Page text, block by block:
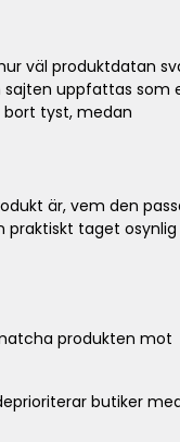
väl produktdatan
uppfattas som
bort tyst, medan
är, vem den
praktiskt taget
produkten mot
butiker